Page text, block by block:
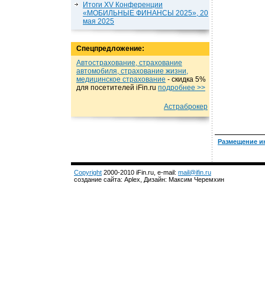
Итоги XV Конференции
«МОБИЛЬНЫЕ ФИНАНСЫ 2025», 20
мая 2025
Спецпредложение:
Автострахование, страхование
автомобиля, страхование жизни,
медицинское страхование - cкидка 5%
для посетителей iFin.ru подробнеe >>
Астраброкер
Размещение
Copyright 2000-2010 iFin.ru, e-mail: mail@ifin.ru
создание сайта: Aplex, Дизайн: Максим Черемхин